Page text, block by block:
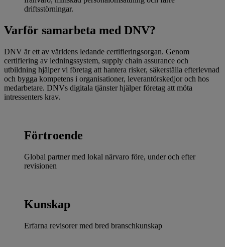
driftsstörningar.
Varför samarbeta med DNV?
DNV är ett av världens ledande certifieringsorgan. Genom
certifiering av ledningssystem, supply chain assurance och
utbildning hjälper vi företag att hantera risker, säkerställa efterlevnad
och bygga kompetens i organisationer, leverantörskedjor och hos
medarbetare. DNVs digitala tjänster hjälper företag att möta
intressenters krav.
Förtroende
Global partner med lokal närvaro före, under och efter
revisionen
Kunskap
Erfarna revisorer med bred branschkunskap